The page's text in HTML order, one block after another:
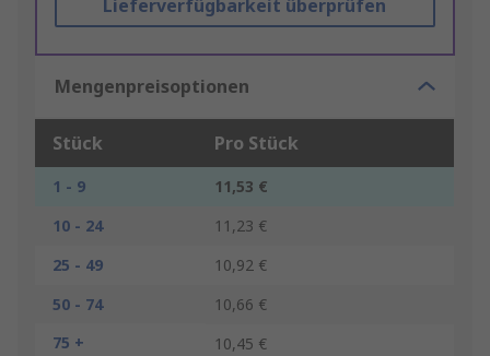
Lieferverfügbarkeit überprüfen
Mengenpreisoptionen
Stück Pro Stück
1 - 9
11,53 €
10 - 24
11,23 €
25 - 49
10,92 €
50 - 74
10,66 €
75 +
10,45 €